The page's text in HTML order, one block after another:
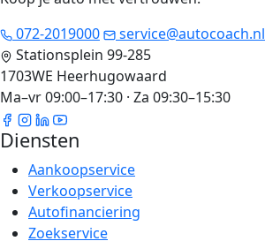
072-2019000
service@autocoach.nl
Stationsplein 99-285
1703WE Heerhugowaard
Ma–vr 09:00–17:30 · Za 09:30–15:30
Diensten
Aankoopservice
Verkoopservice
Autofinanciering
Zoekservice